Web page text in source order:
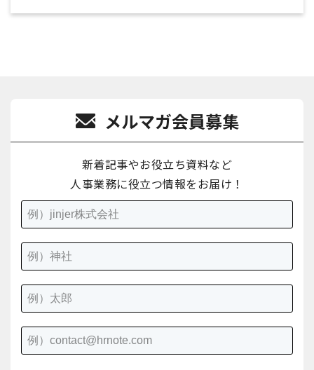
メルマガ会員募集
新着記事やお役立ち資料など
人事業務に役立つ情報をお届け！